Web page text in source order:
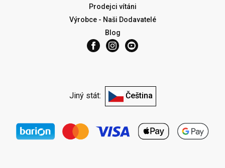
Prodejci vítáni
Výrobce - Naši Dodavatelé
Blog
Jiný stát: Čeština